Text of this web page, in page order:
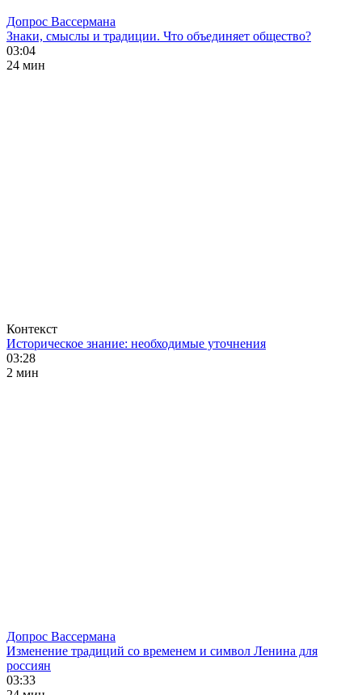
Допрос Вассермана
Знаки, смыслы и традиции. Что объединяет общество?
03:04
24 мин
Контекст
Историческое знание: необходимые уточнения
03:28
2 мин
Допрос Вассермана
Изменение традиций со временем и символ Ленина для
россиян
03:33